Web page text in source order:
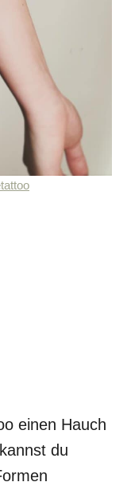
einen Hauch
du